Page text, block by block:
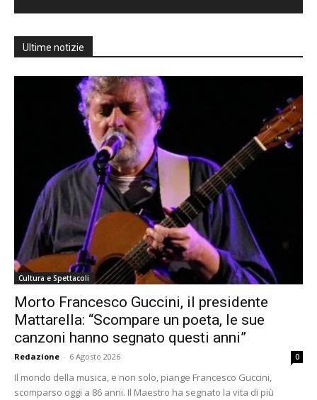
Ultime notizie
Cultura e Spettacoli
Morto Francesco Guccini, il presidente
Mattarella: “Scompare un poeta, le sue
canzoni hanno segnato questi anni”
Redazione - 6 Agosto 2026 0
Il mondo della musica, e non solo, piange Francesco Guccini,
scomparso oggi a 86 anni. Il Maestro ha segnato la vita di più